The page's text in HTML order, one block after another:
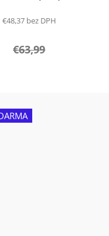
€48,37 bez DPH
€63,99